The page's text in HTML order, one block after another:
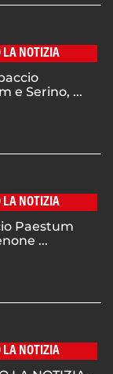
LA NOTIZIA
e Serino, ...
LA NOTIZIA
Paestum
...
LA NOTIZIA